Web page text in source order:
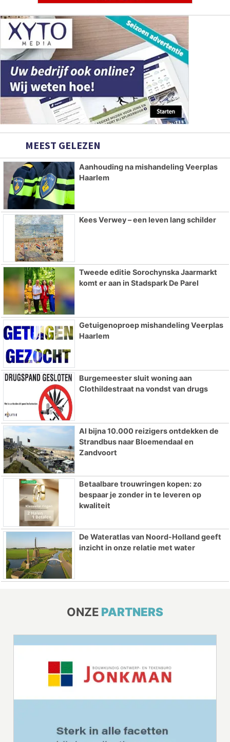
MEEST GELEZEN
Aanhouding na mishandeling Veerplas
Haarlem
Kees Verwey – een leven lang schilder
Tweede editie Sorochynska Jaarmarkt
komt er aan in Stadspark De Parel
Getuigenoproep mishandeling Veerplas
Haarlem
Burgemeester sluit woning aan
Clothildestraat na vondst van drugs
Al bijna 10.000 reizigers ontdekken de
Strandbus naar Bloemendaal en
Zandvoort
Betaalbare trouwringen kopen: zo
bespaar je zonder in te leveren op
kwaliteit
De Wateratlas van Noord-Holland geeft
inzicht in onze relatie met water
ONZE PARTNERS